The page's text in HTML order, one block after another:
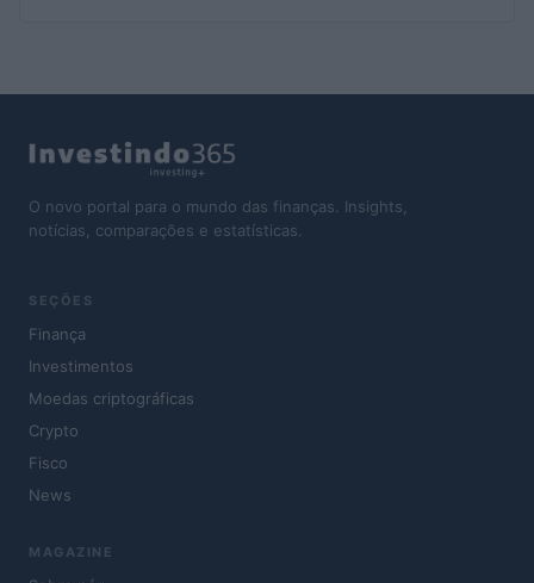
O novo portal para o mundo das finanças. Insights,
notícias, comparações e estatísticas.
SEÇÕES
Finança
Investimentos
Moedas criptográficas
Crypto
Fisco
News
MAGAZINE